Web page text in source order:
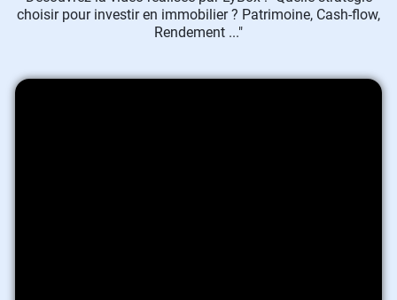
choisir pour investir en immobilier ? Patrimoine, Cash-flow,
Rendement ..."